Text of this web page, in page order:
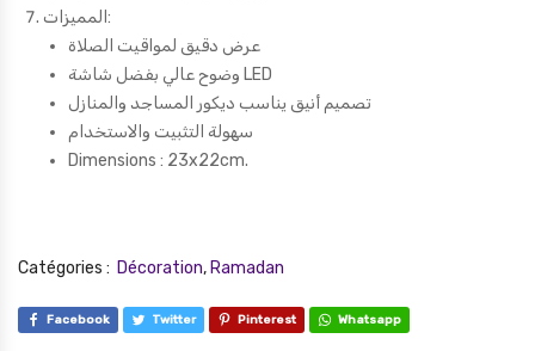
المميزات:
عرض دقيق لمواقيت الصلاة
وضوح عالي بفضل شاشة LED
تصميم أنيق يناسب ديكور المساجد والمنازل
سهولة التثبيت والاستخدام
Dimensions : 23x22cm.
Catégories : Décoration, Ramadan
Facebook Twitter Pinterest Whatsapp